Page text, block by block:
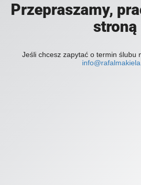
Przepraszamy,
stroną
Jeśli chcesz zapytać o termin ślubu